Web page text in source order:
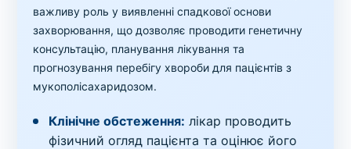
важливу роль у виявленні спадкової основи
захворювання, що дозволяє проводити генетичну
консультацію, планування лікування та
прогнозування перебігу хвороби для пацієнтів з
мукополісахаридозом.
Клінічне обстеження: лікар проводить
фізичний огляд пацієнта та оцінює його